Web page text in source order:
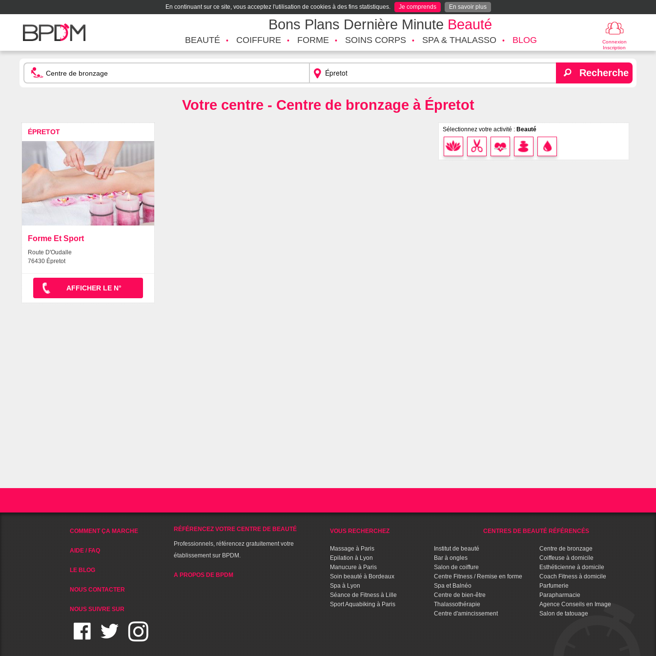
En continuant sur ce site, vous acceptez l'utilisation de cookies à des fins statistiques. Je comprends En savoir plus
Bons Plans Dernière Minute Beauté
Connexion
Inscription
BEAUTÉ COIFFURE FORME SOINS CORPS SPA & THALASSO BLOG
Recherche
Votre centre - Centre de bronzage à Épretot
Sélectionnez votre activité : Beauté
ÉPRETOT
Forme Et Sport
Route D'Oudalle
76430 Épretot
AFFICHER LE N°
COMMENT ÇA MARCHE
AIDE / FAQ
LE BLOG
NOUS CONTACTER
NOUS SUIVRE SUR
RÉFÉRENCEZ VOTRE CENTRE DE BEAUTÉ
Professionnels, référencez gratuitement votre
établissement sur BPDM.
A PROPOS DE BPDM
VOUS RECHERCHEZ
Massage à Paris
Epilation à Lyon
Manucure à Paris
Soin beauté à Bordeaux
Spa à Lyon
Séance de Fitness à Lille
Sport Aquabiking à Paris
CENTRES DE BEAUTÉ RÉFÉRENCÉS
Institut de beauté
Bar à ongles
Salon de coiffure
Centre Fitness / Remise en forme
Spa et Balnéo
Centre de bien-être
Thalassothérapie
Centre d'amincissement
Centre de bronzage
Coiffeuse à domicile
Esthéticienne à domicile
Coach Fitness à domicile
Parfumerie
Parapharmacie
Agence Conseils en Image
Salon de tatouage